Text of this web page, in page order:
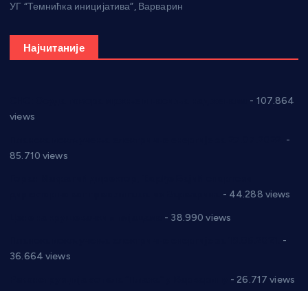
УГ “Темнићка иницијатива”, Варварин
Најчитаније
- 107.864
views
-
85.710 views
- 44.288 views
- 38.990 views
-
36.664 views
- 26.717 views